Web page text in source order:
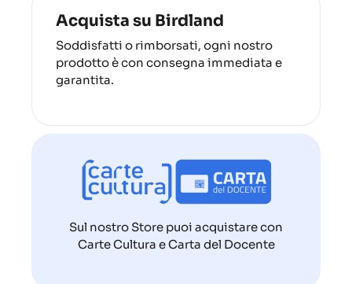
Acquista su Birdland
Soddisfatti o rimborsati, ogni nostro
prodotto è con consegna immediata e
garantita.
Sul nostro Store puoi acquistare con
Carte Cultura e Carta del Docente